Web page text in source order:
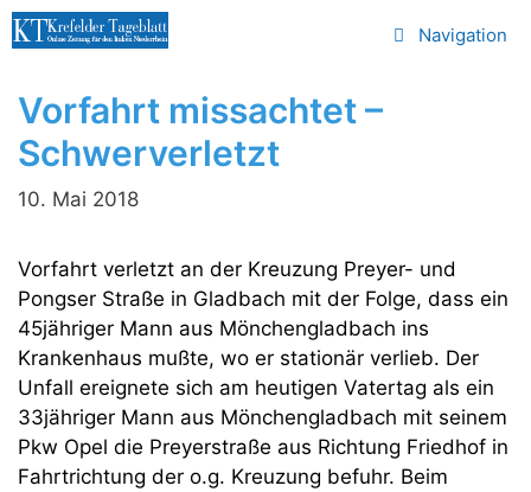
Zum
Inhalt
Navigation
Vorfahrt missachtet –
Schwerverletzt
10. Mai 2018
Vorfahrt verletzt an der Kreuzung Preyer- und
Pongser Straße in Gladbach mit der Folge, dass ein
45jähriger Mann aus Mönchengladbach ins
Krankenhaus mußte, wo er stationär verlieb. Der
Unfall ereignete sich am heutigen Vatertag als ein
33jähriger Mann aus Mönchengladbach mit seinem
Pkw Opel die Preyerstraße aus Richtung Friedhof in
Fahrtrichtung der o.g. Kreuzung befuhr. Beim